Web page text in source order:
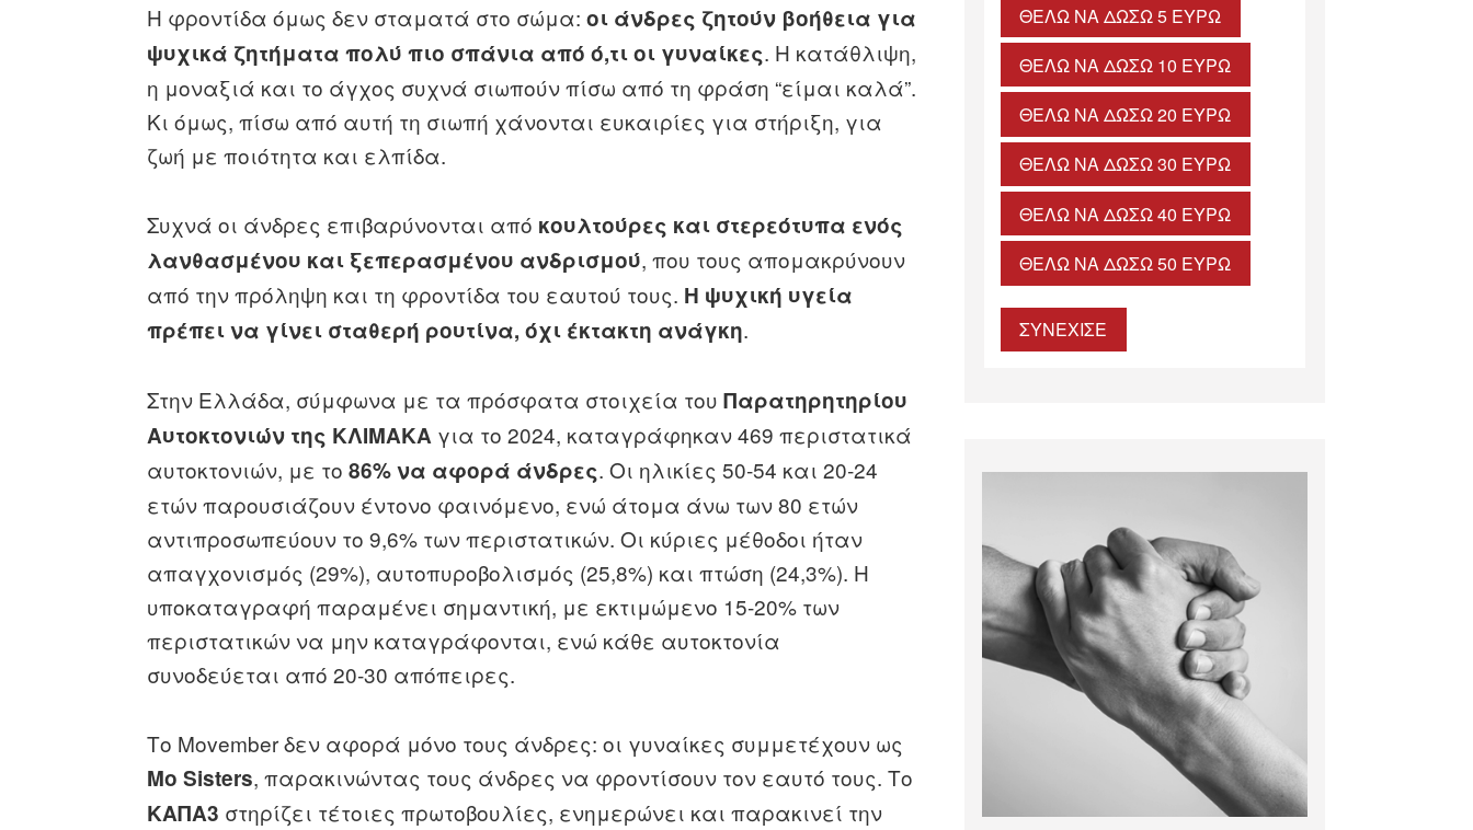
Η φροντίδα όμως δεν σταματά στο σώμα:οι άνδρες ζητούν βοήθεια για
ψυχικά ζητήματα πολύ πιο σπάνια από ό,τι οι γυναίκες. Η κατάθλιψη,
η μοναξιά και το άγχος συχνά σιωπούν πίσω από τη φράση “είμαι καλά”.
Κι όμως, πίσω από αυτή τη σιωπή χάνονται ευκαιρίες για στήριξη, για
ζωή με ποιότητα και ελπίδα.
Συχνά οι άνδρες επιβαρύνονται από κουλτούρες και στερεότυπα ενός
λανθασμένου και ξεπερασμένου ανδρισμού, που τους απομακρύνουν
από την πρόληψη και τη φροντίδα του εαυτού τους. Η ψυχική υγεία
πρέπει να γίνει σταθερή ρουτίνα, όχι έκτακτη ανάγκη.
Στην Ελλάδα, σύμφωνα με τα πρόσφατα στοιχεία τουΠαρατηρητηρίου
Αυτοκτονιών της ΚΛΙΜΑΚΑ για το 2024, καταγράφηκαν 469 περιστατικά
αυτοκτονιών, με το86% να αφορά άνδρες. Οι ηλικίες 50‑54 και 20‑24
ετών παρουσιάζουν έντονο φαινόμενο, ενώ άτομα άνω των 80 ετών
αντιπροσωπεύουν το 9,6% των περιστατικών. Οι κύριες μέθοδοι ήταν
απαγχονισμός (29%), αυτοπυροβολισμός (25,8%) και πτώση (24,3%). Η
υποκαταγραφή παραμένει σημαντική, με εκτιμώμενο 15‑20% των
περιστατικών να μην καταγράφονται, ενώ κάθε αυτοκτονία
συνοδεύεται από 20‑30 απόπειρες.
Το Movember δεν αφορά μόνο τους άνδρες: οι γυναίκες συμμετέχουν ως
Mo Sisters, παρακινώντας τους άνδρες να φροντίσουν τον εαυτό τους. Το
ΚΑΠΑ3 στηρίζει τέτοιες πρωτοβουλίες, ενημερώνει και παρακινεί την
ΘΈΛΩ ΝΑ ΔΏΣΩ 5 ΕΥΡΏ
ΘΈΛΩ ΝΑ ΔΏΣΩ 10 ΕΥΡΏ
ΘΈΛΩ ΝΑ ΔΏΣΩ 20 ΕΥΡΏ
ΘΈΛΩ ΝΑ ΔΏΣΩ 30 ΕΥΡΏ
ΘΈΛΩ ΝΑ ΔΏΣΩ 40 ΕΥΡΏ
ΘΈΛΩ ΝΑ ΔΏΣΩ 50 ΕΥΡΏ
ΣΥΝΕΧΙΣΕ